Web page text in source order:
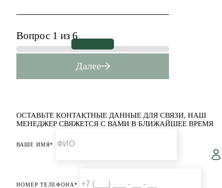
Вопрос 1 из 6
Далее
ОСТАВЬТЕ КОНТАКТНЫЕ ДАННЫЕ ДЛЯ СВЯЗИ, НАШ
МЕНЕДЖЕР СВЯЖЕТСЯ С ВАМИ В БЛИЖАЙШЕЕ ВРЕМЯ
ВАШЕ ИМЯ*
НОМЕР ТЕЛЕФОНА*